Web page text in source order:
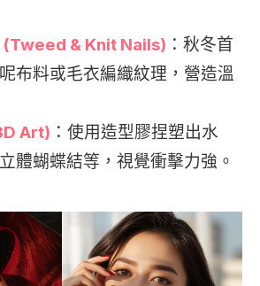
(Tweed & Knit Nails) ：秋冬首
布料或毛衣編織紋理，營造溫
Art) ：使用造型膠捏塑出水
體蝴蝶結等，視覺衝擊力強。